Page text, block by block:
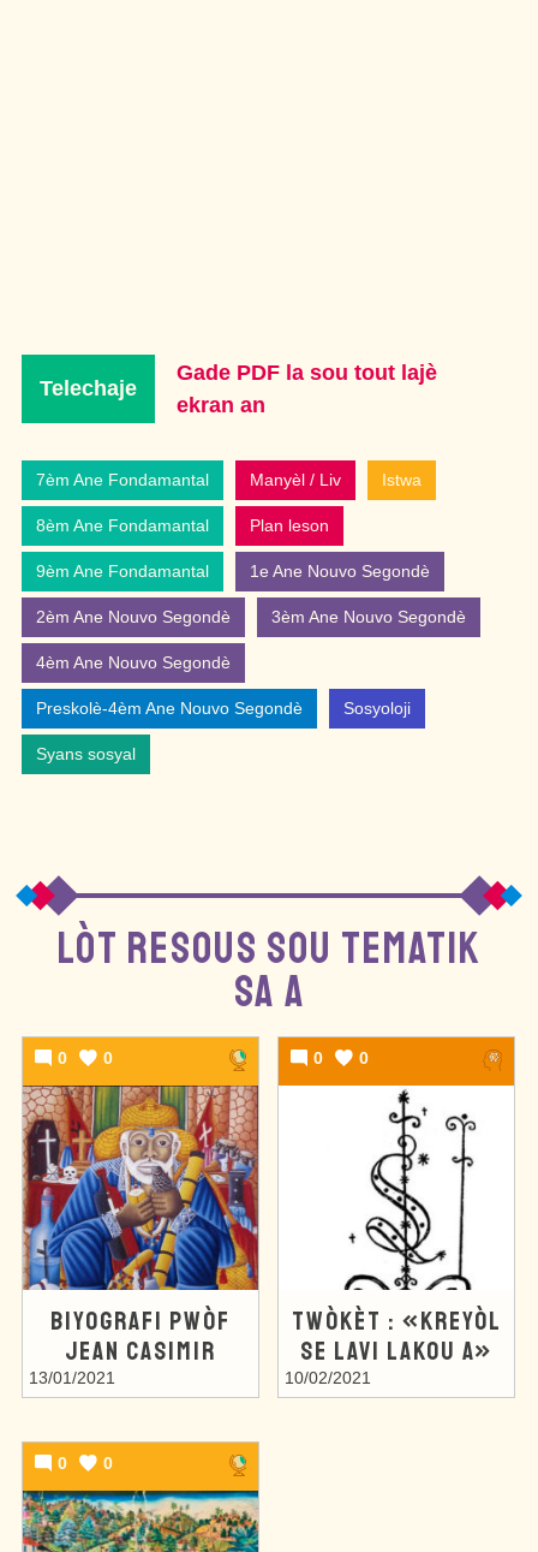
Gade PDF la sou tout lajè
ekran an
Telechaje
7èm Ane Fondamantal Manyèl / Liv Istwa
8èm Ane Fondamantal Plan leson
9èm Ane Fondamantal 1e Ane Nouvo Segondè
2èm Ane Nouvo Segondè 3èm Ane Nouvo Segondè
4èm Ane Nouvo Segondè
Preskolè-4èm Ane Nouvo Segondè Sosyoloji
Syans sosyal
LÒT RESOUS SOU TEMATIK
SA A
0 0
BIYOGRAFI PWÒF
JEAN CASIMIR
13/01/2021
0 0
TWÒKÈT : «KREYÒL
SE LAVI LAKOU A»
10/02/2021
0 0